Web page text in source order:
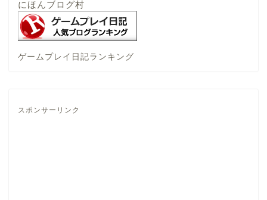
にほんブログ村
ゲームプレイ日記ランキング